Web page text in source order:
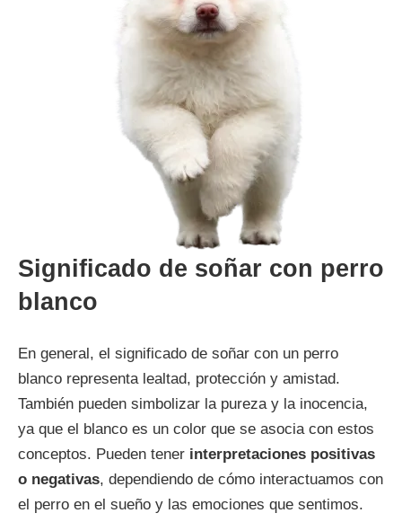
Significado de soñar con perro
blanco
En general, el significado de soñar con un perro
blanco representa lealtad, protección y amistad.
También pueden simbolizar la pureza y la inocencia,
ya que el blanco es un color que se asocia con estos
conceptos. Pueden tener interpretaciones positivas
o negativas, dependiendo de cómo interactuamos con
el perro en el sueño y las emociones que sentimos.